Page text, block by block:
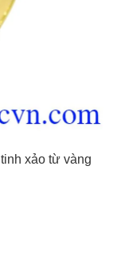
xảo từ vàng